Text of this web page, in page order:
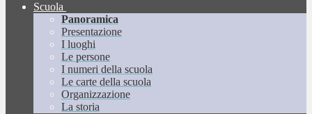
Scuola
Panoramica
Presentazione
I luoghi
Le persone
I numeri della scuola
Le carte della scuola
Organizzazione
La storia